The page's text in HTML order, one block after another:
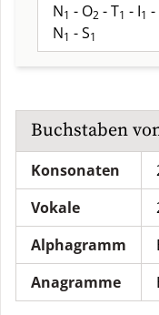
N1 - O2 - T1 - I1 -
N1 - S1
Buchstaben
Konsonaten
Vokale
Alphagramm
Anagramme